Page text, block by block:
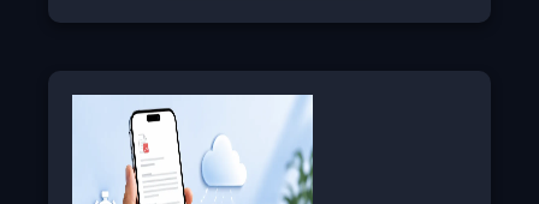
o WhatsApp para de baixar arquivos e até
tirar uma foto se torna um transtorno. A boa
notícia é que você pode liberar espaço no seu
celular sem apagar fotos, conversas do
WhatsApp ou aplicativos importantes.